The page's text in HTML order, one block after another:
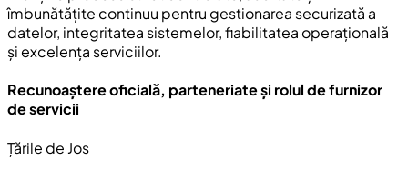
îmbunătățite continuu pentru gestionarea securizată a
datelor, integritatea sistemelor, fiabilitatea operațională
și excelența serviciilor.
Recunoaștere oficială, parteneriate și rolul de furnizor
de servicii
Țările de Jos